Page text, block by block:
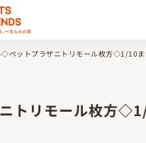
◇ペットプラザニトリモール枚方◇1/10
トリモール枚方